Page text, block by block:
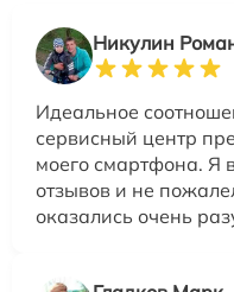
Никулин
Идеальное
сервисный центр
моего смартфона. Я
отзывов и не
оказались очень